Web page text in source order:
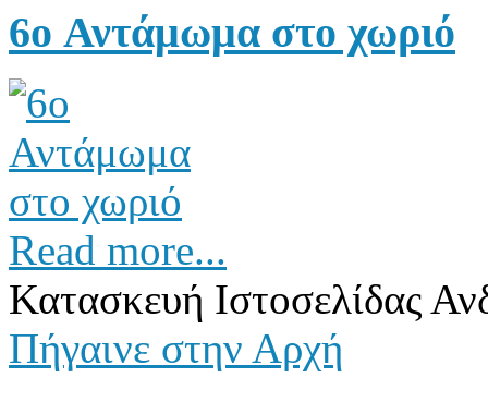
6o Αντάμωμα στο χωριό
Read more...
Κατασκευή Ιστοσελίδας
Πήγαινε στην Αρχή